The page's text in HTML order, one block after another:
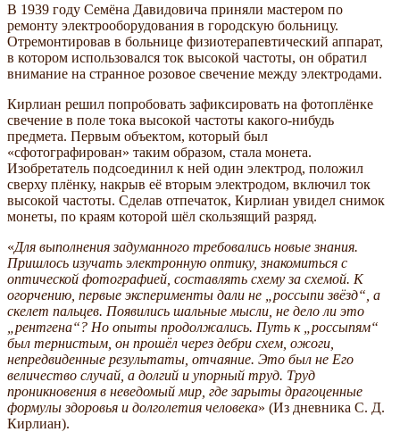
В 1939 году Семёна Давидовича приняли мастером по
ремонту электрооборудования в городскую больницу.
Отремонтировав в больнице физиотерапевтический аппарат,
в котором использовался ток высокой частоты, он обратил
внимание на странное розовое свечение между электродами.
Кирлиан решил попробовать зафиксировать на фотоплёнке
свечение в поле тока высокой частоты какого-нибудь
предмета. Первым объектом, который был
«сфотографирован» таким образом, стала монета.
Изобретатель подсоединил к ней один электрод, положил
сверху плёнку, накрыв её вторым электродом, включил ток
высокой частоты. Сделав отпечаток, Кирлиан увидел снимок
монеты, по краям которой шёл скользящий разряд.
«Для выполнения задуманного требовались новые знания.
Пришлось изучать электронную оптику, знакомиться с
оптической фотографией, составлять схему за схемой. К
огорчению, первые эксперименты дали не „россыпи звёзд“, а
скелет пальцев. Появились шальные мысли, не дело ли это
„рентгена“? Но опыты продолжались. Путь к „россыпям“
был тернистым, он прошёл через дебри схем, ожоги,
непредвиденные результаты, отчаяние. Это был не Его
величество случай, а долгий и упорный труд. Труд
проникновения в неведомый мир, где зарыты драгоценные
формулы здоровья и долголетия человека» (Из дневника С. Д.
Кирлиан).